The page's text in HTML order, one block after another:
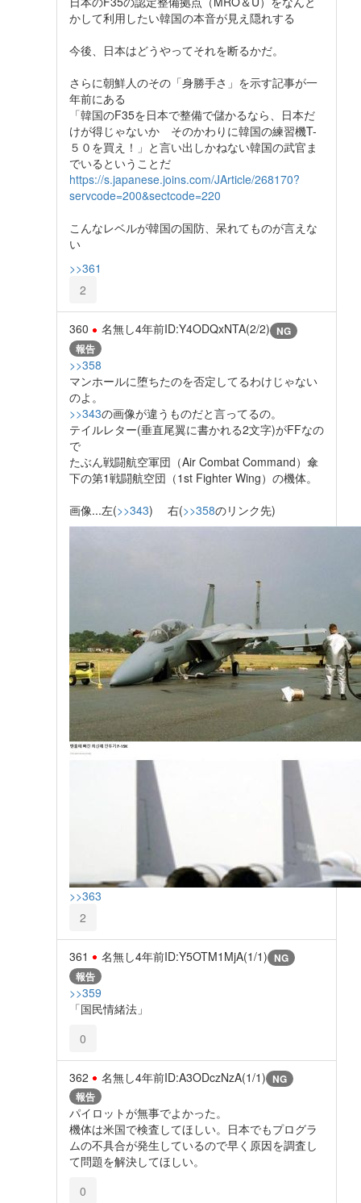
かして利用したい韓国の本音が見え隠れする
今後、日本はどうやってそれを断るかだ。
さらに朝鮮人のその「身勝手さ」を示す記事が一
年前にある
「韓国のF35を日本で整備で儲かるなら、日本だ
けが得じゃないか そのかわりに韓国の練習機T-
５０を買え！」と言い出しかねない韓国の武官ま
でいるということだ
https://s.japanese.joins.com/JArticle/268170?
servcode=200&sectcode=220
こんなレベルが韓国の国防、呆れてものが言えな
い
>>361
2
360 名無し4年前ID:Y4ODQxNTA(2/2) NG
報告
>>358
マンホールに堕ちたのを否定してるわけじゃない
のよ。
>>343の画像が違うものだと言ってるの。
テイルレター(垂直尾翼に書かれる2文字)がFFなの
で
たぶん戦闘航空軍団（Air Combat Command）傘
下の第1戦闘航空団（1st Fighter Wing）の機体。
画像...左(>>343) 右(>>358のリンク先)
>>363
2
361 名無し4年前ID:Y5OTM1MjA(1/1) NG
報告
>>359
「国民情緒法」
0
362 名無し4年前ID:A3ODczNzA(1/1) NG
報告
パイロットが無事でよかった。
機体は米国で検査してほしい。日本でもプログラ
ムの不具合が発生しているので早く原因を調査し
て問題を解決してほしい。
0